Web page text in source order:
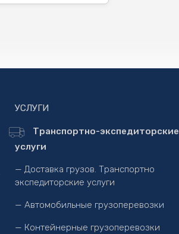
УСЛУГИ
Транспортно-экспедиторские
услуги
— Доставка грузов. Транспортно
экспедиторские услуги
— Автомобильные грузоперевозки
— Контейнерные грузоперевозки